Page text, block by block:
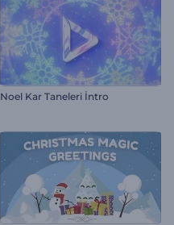
Noel Kar Taneleri İntro